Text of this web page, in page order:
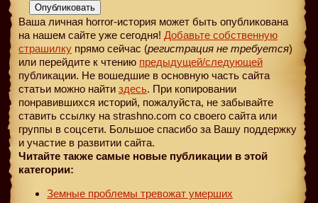
Опубликовать
Ваша личная horror-история может быть опубликована
на нашем сайте уже сегодня! Добавьте собственную
страшилку прямо сейчас (регистрация не требуется)
или перейдите к чтению предыдущей/следующей
публикации. Не вошедшие в основную часть сайта
статьи можно найти здесь. При копировании
понравившихся историй, пожалуйста, не забывайте
ставить ссылку на strashno.com со своего сайта или
группы в соцсети. Большое спасибо за Вашу поддержку
и участие в развитии сайта.
Читайте также самые новые публикации в этой
категории:
Земные проблемы тревожат умерших